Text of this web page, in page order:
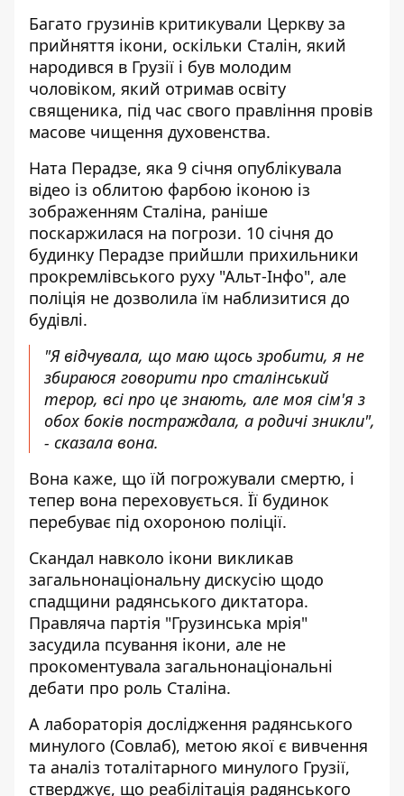
Багато грузинів критикували Церкву за
прийняття ікони, оскільки Сталін, який
народився в Грузії і був молодим
чоловіком, який отримав освіту
священика, під час свого правління провів
масове чищення духовенства.
Ната Перадзе, яка 9 січня опублікувала
відео із облитою фарбою іконою із
зображенням Сталіна, раніше
поскаржилася на погрози. 10 січня до
будинку Перадзе прийшли прихильники
прокремлівського руху "Альт-Інфо", але
поліція не дозволила їм наблизитися до
будівлі.
"Я відчувала, що маю щось зробити, я не
збираюся говорити про сталінський
терор, всі про це знають, але моя сім'я з
обох боків постраждала, а родичі зникли",
- сказала вона.
Вона каже, що їй погрожували смертю, і
тепер вона переховується. Її будинок
перебуває під охороною поліції.
Скандал навколо ікони викликав
загальнонаціональну дискусію щодо
спадщини радянського диктатора.
Правляча партія "Грузинська мрія"
засудила псування ікони, але не
прокоментувала загальнонаціональні
дебати про роль Сталіна.
А лабораторія дослідження радянського
минулого (Совлаб), метою якої є вивчення
та аналіз тоталітарного минулого Грузії,
стверджує, що реабілітація радянського